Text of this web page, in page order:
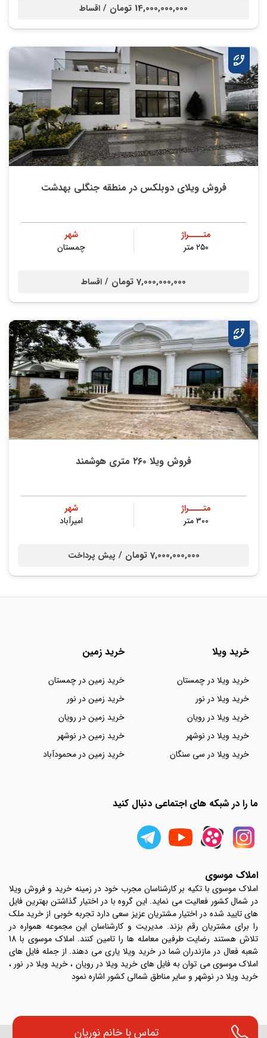
تماس با خانم نوریان
14,000,000,000 تومان / اقساط
فروش ویلای دوبلکس در منطقه جنگلی بهدشت
متــــراژ
۲۵۰ متر
شهر
چمستان
7,000,000,000 تومان / اقساط
فروش ویلا ۲۶۰ متری هوشمند
متــــراژ
۳۰۰ متر
شهر
امیرآباد
7,000,000,000 تومان / پیش پرداخت
خرید ویلا
خرید ویلا در چمستان
خرید ویلا در نور
خرید ویلا در رویان
خرید ویلا در نوشهر
خرید ویلا در سی سنگان
خرید زمین
خرید زمین در چمستان
خرید زمین در نور
خرید زمین در رویان
خرید زمین در نوشهر
خرید زمین در محمودآباد
ما را در شبکه های اجتماعی دنبال کنید
املاک موسوی
املاک موسوی با تکیه بر کارشناسان مجرب خود در زمینه خرید و فروش ویلا
در شمال کشور فعالیت می نماید. این گروه با در اختیار گذاشتن بهترین فایل
های تایید شده در اختیار مشتریان عزیز سعی دارد تجربه خوبی از خرید ملک
را برای مشتریان رقم بزند. مدیریت و کارشناسان این مجموعه همواره در
تلاش هستند رضایت طرفین معامله ها را تامین کنند. املاک موسوی با 18
شعبه فعال در مازندران شما در خرید ویلا یاری می دهند. از جمله فایل های
املاک موسوی می توان به فایل های خرید ویلا در رویان ، خرید ویلا در نور ،
خرید ویلا در نوشهر و سایر مناطق شمالی کشور اشاره نمود